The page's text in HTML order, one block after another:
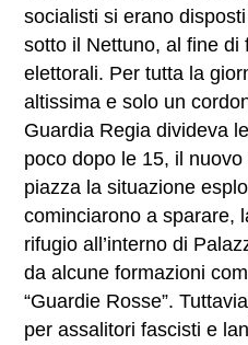
socialisti si erano
sotto il Nettuno, al fine di
elettorali. Per tutta la
altissima e solo un
Guardia Regia divideva
poco dopo le 15, il
piazza la situazione
cominciarono a sparare,
rifugio all’interno di
da alcune formazioni
“Guardie Rosse”.
per assalitori fascisti e